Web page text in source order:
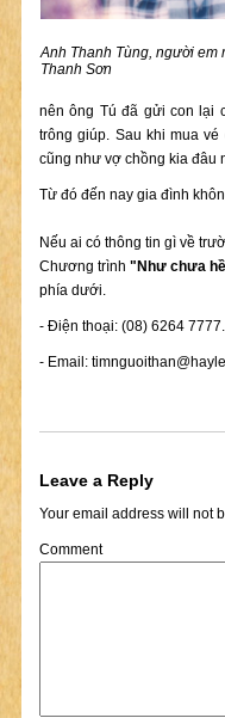
Anh Thanh Tùng, người em
Thanh Sơn
nên ông Tú đã gửi con lại
trông giúp. Sau khi mua
cũng như vợ chồng kia đâu
Từ đó đến nay gia đình
Nếu ai có thông tin gì về
Chương trình "Như chưa
phía dưới.
- Điện thoại: (08) 6264 7777.
- Email:
Leave a Reply
Your email address will not
Comment